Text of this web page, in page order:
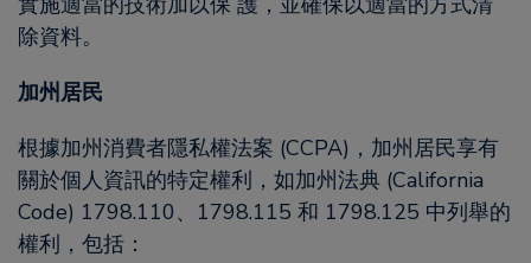
除資料。
加州居民
根據加州消費者隱私權法案 (CCPA)，加州居民享有
關於個人資訊的特定權利，如加州法典 (California
Code) 1798.110、1798.115 和 1798.125 中列舉的
權利，包括：